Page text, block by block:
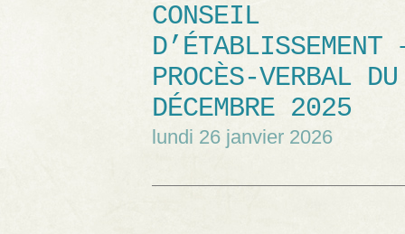
CONSEIL
D’ÉTABLISSEMENT
PROCÈS-VERBAL
DÉCEMBRE 2025
lundi 26 janvier 2026